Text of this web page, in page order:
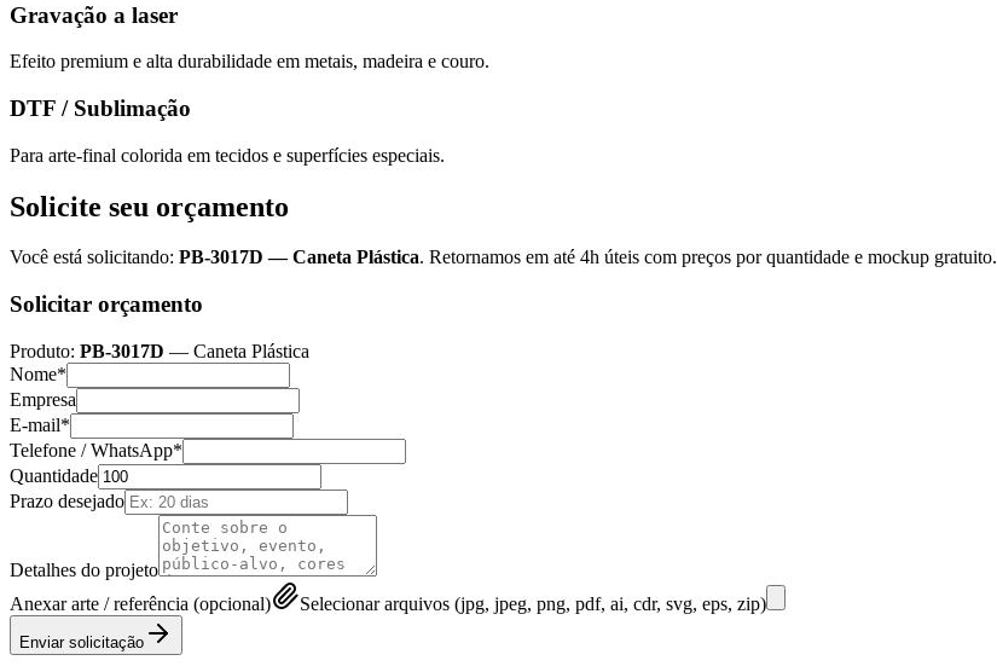
Gravação a laser
Efeito premium e alta durabilidade em metais, madeira e couro.
DTF / Sublimação
Para arte-final colorida em tecidos e superfícies especiais.
Solicite seu orçamento
Você está solicitando: PB-3017D —Caneta Plástica. Retornamos em até 4h úteis com preços por quantidade e mockup gratuito.
Solicitar orçamento
Produto: PB-3017D — Caneta Plástica
Nome*
Empresa
E-mail*
Telefone / WhatsApp*
Quantidade
Prazo desejado
Detalhes do projeto
Anexar arte / referência (opcional)
Selecionar arquivos (jpg, jpeg, png, pdf, ai, cdr, svg, eps, zip)
Enviar solicitação